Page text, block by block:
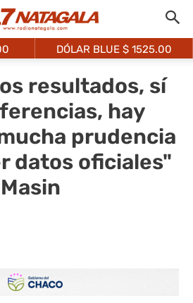
DÓLAR BLUE $ 1525.00
resultados, sí
hay
prudencia
datos oficiales"